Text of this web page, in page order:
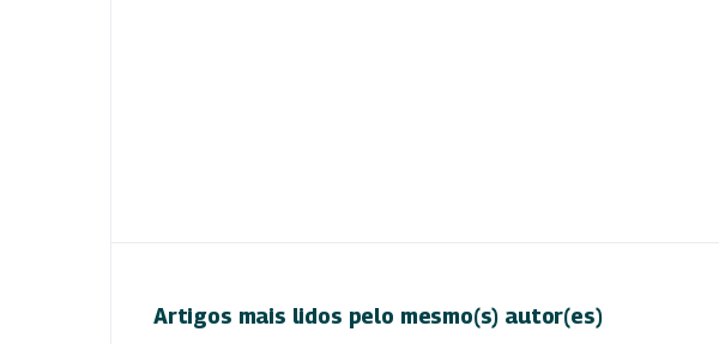
Artigos mais lidos pelo mesmo(s) autor(es)